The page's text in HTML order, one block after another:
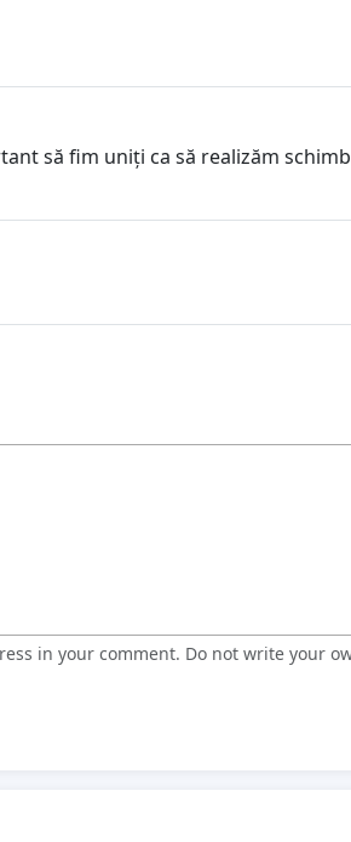
să fim uniți ca să realizăm
in your comment. Do not write your